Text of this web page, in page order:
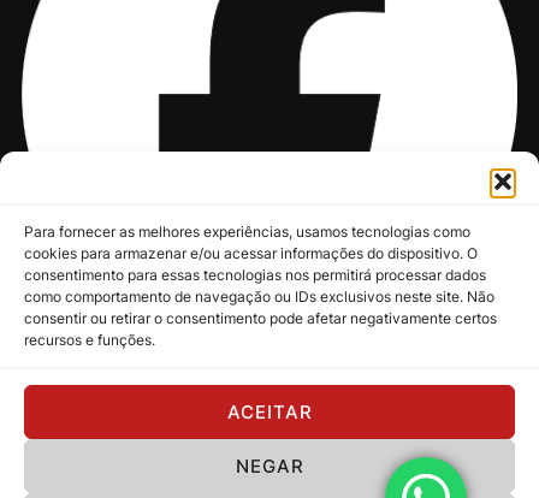
Para fornecer as melhores experiências, usamos tecnologias como
cookies para armazenar e/ou acessar informações do dispositivo. O
consentimento para essas tecnologias nos permitirá processar dados
como comportamento de navegação ou IDs exclusivos neste site. Não
consentir ou retirar o consentimento pode afetar negativamente certos
recursos e funções.
ACEITAR
NEGAR
@nksmusic